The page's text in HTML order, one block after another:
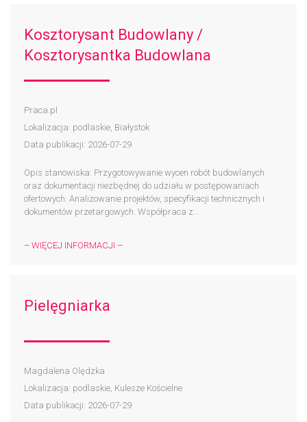
Kosztorysant Budowlany /
Kosztorysantka Budowlana
Praca.pl
Lokalizacja: podlaskie, Białystok
Data publikacji: 2026-07-29
Opis stanowiska: Przygotowywanie wycen robót budowlanych
oraz dokumentacji niezbędnej do udziału w postępowaniach
ofertowych. Analizowanie projektów, specyfikacji technicznych i
dokumentów przetargowych. Współpraca z...
– WIĘCEJ INFORMACJI –
Pielęgniarka
Magdalena Olędzka
Lokalizacja: podlaskie, Kulesze Kościelne
Data publikacji: 2026-07-29